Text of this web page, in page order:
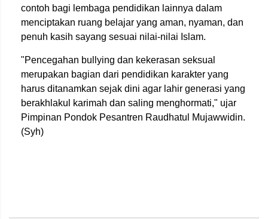
contoh bagi lembaga pendidikan lainnya dalam
menciptakan ruang belajar yang aman, nyaman, dan
penuh kasih sayang sesuai nilai-nilai Islam.
"Pencegahan bullying dan kekerasan seksual
merupakan bagian dari pendidikan karakter yang
harus ditanamkan sejak dini agar lahir generasi yang
berakhlakul karimah dan saling menghormati," ujar
Pimpinan Pondok Pesantren Raudhatul Mujawwidin.
(Syh)